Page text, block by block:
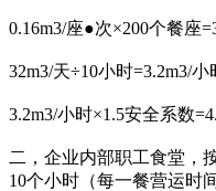
0.16m3/座●次×200个餐座
32m3/天÷10小时=3.2m3/小
3.2m3/小时×1.5安全系数
二，企业内部职工食堂，
10个小时（每一餐营运时